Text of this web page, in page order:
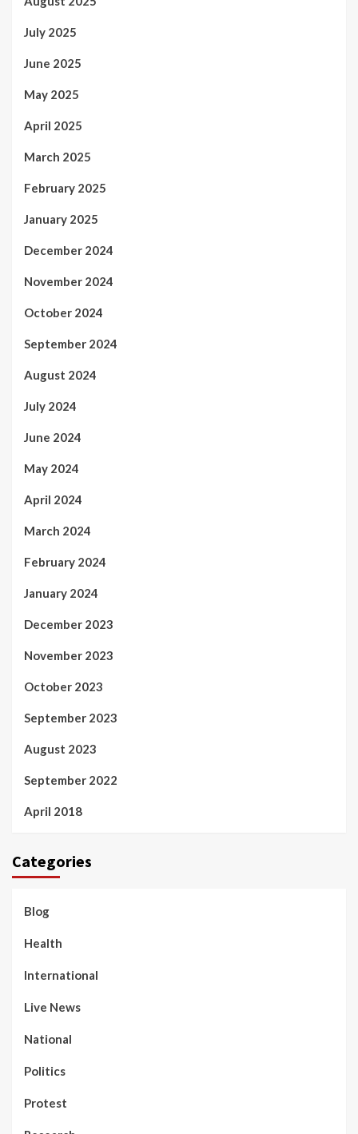
July 2025
June 2025
May 2025
April 2025
March 2025
February 2025
January 2025
December 2024
November 2024
October 2024
September 2024
August 2024
July 2024
June 2024
May 2024
April 2024
March 2024
February 2024
January 2024
December 2023
November 2023
October 2023
September 2023
August 2023
September 2022
April 2018
Categories
Blog
Health
International
Live News
National
Politics
Protest